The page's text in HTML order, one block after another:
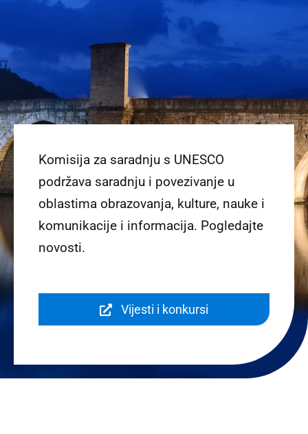
Komisija za saradnju s UNESCO
podržava saradnju i povezivanje u
oblastima obrazovanja, kulture, nauke i
komunikacije i informacija. Pogledajte
novosti.
Vijesti i konkursi